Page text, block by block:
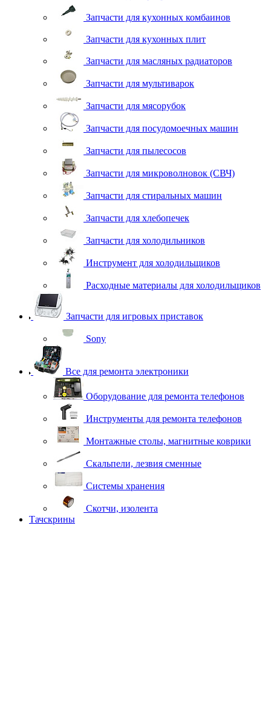
Запчасти для кухонных комбаинов
Запчасти для кухонных плит
Запчасти для масляных радиаторов
Запчасти для мультиварок
Запчасти для мясорубок
Запчасти для посудомоечных машин
Запчасти для пылесосов
Запчасти для микроволновок (СВЧ)
Запчасти для стиральных машин
Запчасти для хлебопечек
Запчасти для холодильников
Инструмент для холодильщиков
Расходные материалы для холодильщиков
Запчасти для игровых приставок
Sony
Все для ремонта электроники
Оборудование для ремонта телефонов
Инструменты для ремонта телефонов
Монтажные столы, магнитные коврики
Скальпели, лезвия сменные
Системы хранения
Скотчи, изолента
Тачскрины